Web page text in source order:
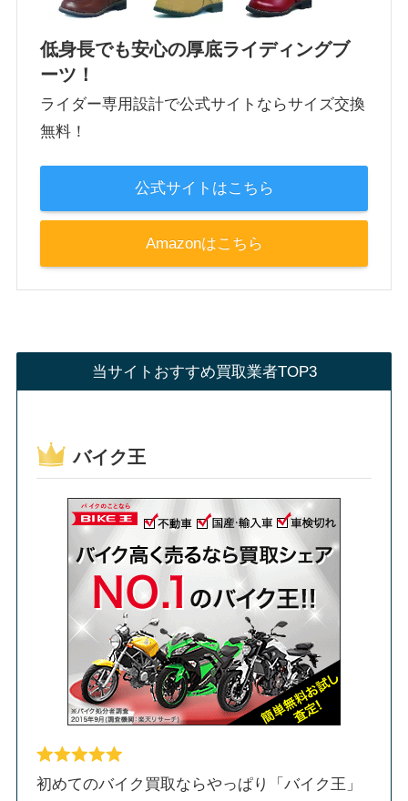
低身長でも安心の厚底ライディングブ
ーツ！
ライダー専用設計で公式サイトならサイズ交換
無料！
公式サイトはこちら
Amazonはこちら
当サイトおすすめ買取業者TOP3
バイク王
初めてのバイク買取ならやっぱり「バイク王」